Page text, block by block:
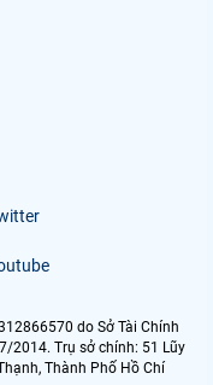
do Sở Tài Chính
2014. Trụ sở chính: 51 Lũy
Thành Phố Hồ Chí